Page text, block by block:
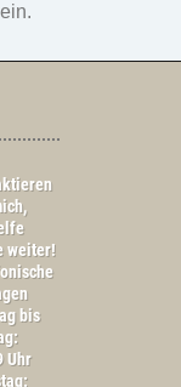
weiter!
bis
Uhr